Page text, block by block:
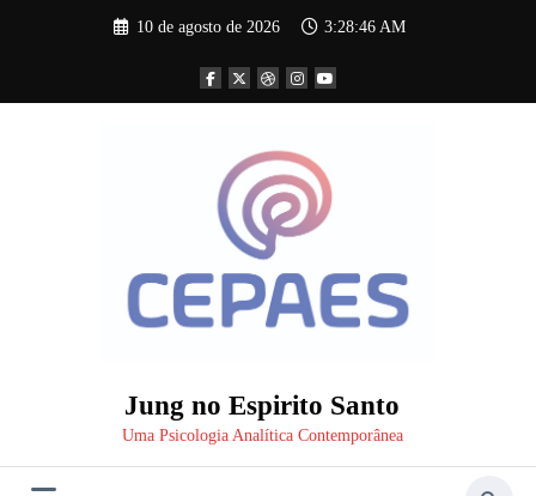
10 de agosto de 2026 3:28:46 AM
Jung no Espirito Santo
Uma Psicologia Analítica Contemporânea